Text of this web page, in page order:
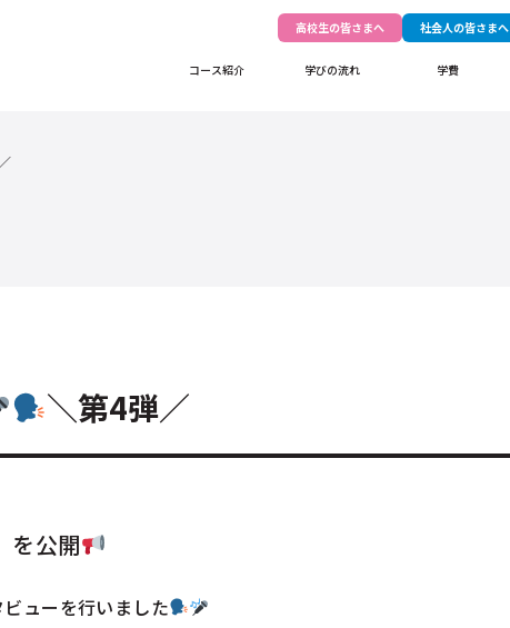
高校生の皆さまへ 社会人の皆さまへ
コース紹介 学びの流れ 学費
＼第4弾／
を公開
ューを行いました